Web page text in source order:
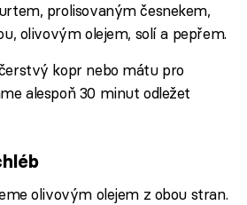
prolisovaným česnekem,
olivovým olejem, solí a pepřem.
kopr nebo mátu pro
alespoň 30 minut odležet
olivovým olejem z obou stran.